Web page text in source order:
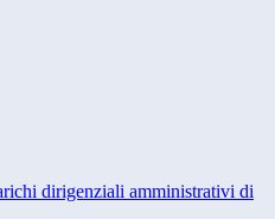
dirigenziali amministrativi di